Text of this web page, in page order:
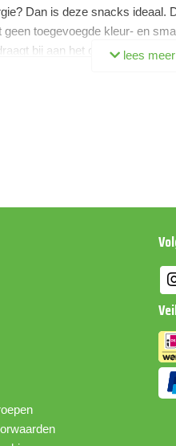
Dan is deze snacks ideaal.
geen toegevoegde kleur- en
bij aan het onderhouden
en smaakstoffen
lees meer